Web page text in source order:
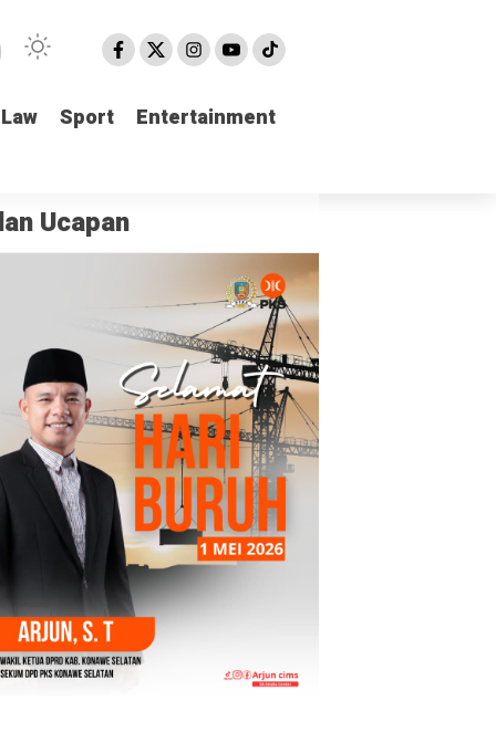
Law Sport
Entertainment
Law Sport
Entertainment
Ucapan